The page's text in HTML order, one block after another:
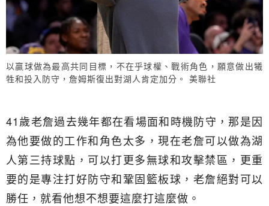
以贏球做為最高共同目標，不在乎球權、戰術角色，願意做出犧
牲和投入防守，詹姆斯復出對湖人肯定加分。 美聯社
41歲老詹過去幾年都在看場面和時機防守，那是因
為他要做的工作和角色太多，現在老詹可以做為湖
人第三持球點，可以打更多無球和攻擊禁區，更重
要的是專注打好防守和鞏固籃板球，老詹絕對可以
勝任，就看他想不想要這麼打這麼做。